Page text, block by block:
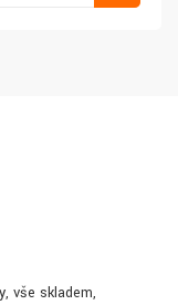
vše skladem,